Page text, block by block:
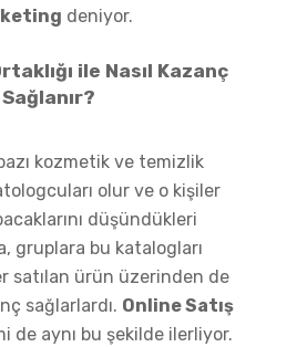
deniyor.
ile Nasıl Kazanç
Sağlanır?
kozmetik ve temizlik
olur ve o kişiler
düşündükleri
gruplara bu katalogları
satılan ürün üzerinden de
sağlarlardı. Online Satış
de aynı bu şekilde ilerliyor.